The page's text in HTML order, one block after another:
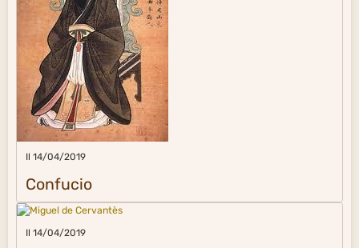
Il 14/04/2019
Confucio
Il 14/04/2019